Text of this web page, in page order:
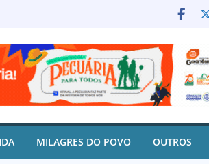
MILAGRES DO POVO OUTROS